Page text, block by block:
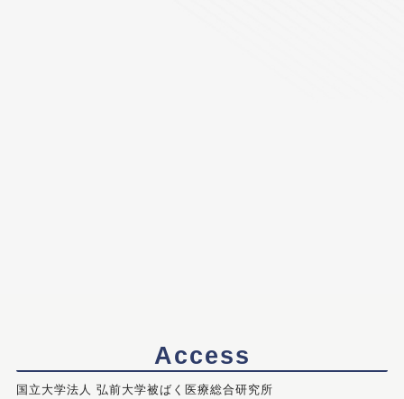
Access
国立大学法人 弘前大学被ばく医療総合研究所